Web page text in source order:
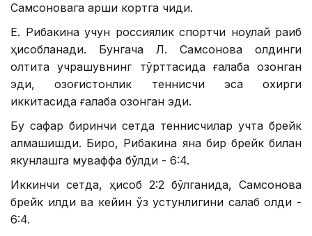
Самсоновага қарши кортга чиқди.
Е. Рибакина учун россиялик спортчи ноқулай рақиб
ҳисобланади. Бунгача Л. Самсонова олдинги
олтита учрашувнинг тўрттасида ғалаба қозонган
эди, қозоғистонлик теннисчи эса охирги
иккитасида ғалаба қозонган эди.
Бу сафар биринчи сетда теннисчилар учта брейк
алмашишди. Бироқ, Рибакина яна бир брейк билан
якунлашга муваффақ бўлди - 6:4.
Иккинчи сетда, ҳисоб 2:2 бўлганида, Самсонова
брейк қилди ва кейин ўз устунлигини сақлаб қолди -
6:4.